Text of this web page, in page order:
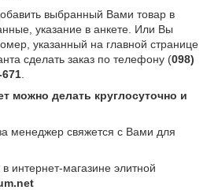
выбранный Вами товар в
указание в анкете. Или Вы
указанный на главной странице
сделать заказ по телефону (098)
671
можно делать круглосуточно и
менеджер свяжется с Вами для
интернет-магазине элитной